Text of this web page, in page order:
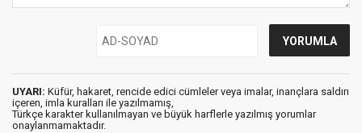
UYARI: Küfür, hakaret, rencide edici cümleler veya imalar, inançlara saldırı
içeren, imla kuralları ile yazılmamış,
Türkçe karakter kullanılmayan ve büyük harflerle yazılmış yorumlar
onaylanmamaktadır.